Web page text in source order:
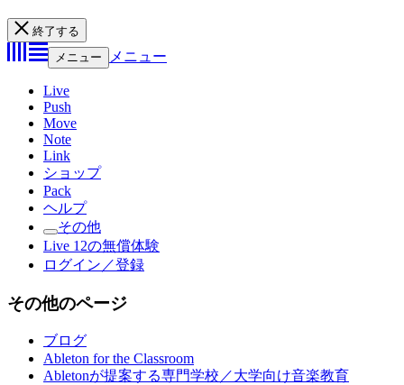
終了する
メニュー
メニュー
Live
Push
Move
Note
Link
ショップ
Pack
ヘルプ
その他
Live 12の無償体験
ログイン／登録
その他のページ
ブログ
Ableton for the Classroom
Abletonが提案する専門学校／大学向け音楽教育